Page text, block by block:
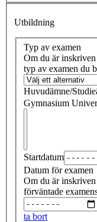
Utbildning
Typ av examen
Om du är
typ av examen du
Huvudämne/
Gymnasium
Startdatum
Datum för examen
Om du är
förväntade
ta bort